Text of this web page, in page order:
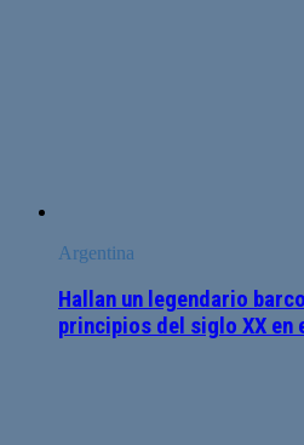
Argentina
Hallan un legendario
principios del siglo XX en